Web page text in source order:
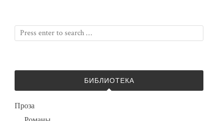
БИБЛИОТЕКА
Проза